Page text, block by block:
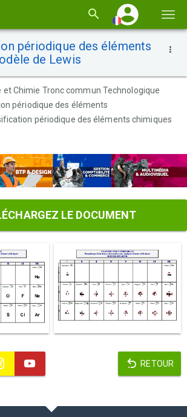
la
périodique des éléments
de Lewis
et Chimie Tronc commun Technologique
périodique des éléments
périodique des éléments chimiques
LE DOCUMENT
RETOUR